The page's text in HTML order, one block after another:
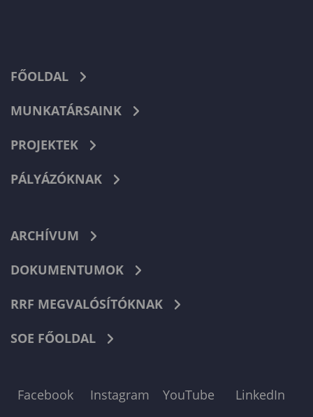
FŐOLDAL
MUNKATÁRSAINK
PROJEKTEK
PÁLYÁZÓKNAK
ARCHÍVUM
DOKUMENTUMOK
RRF MEGVALÓSÍTÓKNAK
SOE FŐOLDAL
Facebook Instagram YouTube
LinkedIn